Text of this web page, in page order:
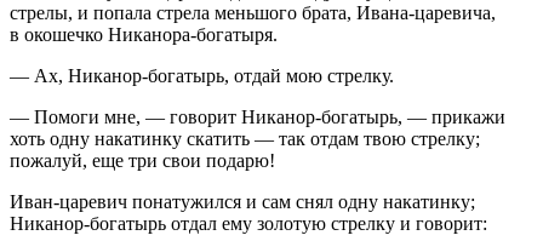
стрелы, и попала стрела меньшого брата, Ивана-царевича,
в окошечко Никанора-богатыря.
— Ах, Никанор-богатырь, отдай мою стрелку.
— Помоги мне, — говорит Никанор-богатырь, — прикажи
хоть одну накатинку скатить — так отдам твою стрелку;
пожалуй, еще три свои подарю!
Иван-царевич понатужился и сам снял одну накатинку;
Никанор-богатырь отдал ему золотую стрелку и говорит: